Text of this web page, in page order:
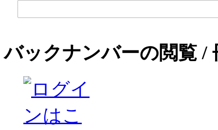
バックナンバーの閲覧 /